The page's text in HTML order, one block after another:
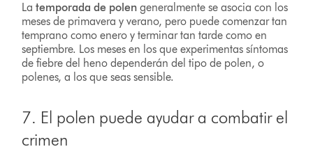
Latemporada de polengeneralmente se asocia con los
meses de primavera y verano, pero puede comenzar tan
temprano como enero y terminar tan tarde como en
septiembre. Los meses en los que experimentas síntomas
de fiebre del heno dependerán del tipo de polen, o
polenes, a los que seas sensible.
7. El polen puede ayudar a combatir el
crimen